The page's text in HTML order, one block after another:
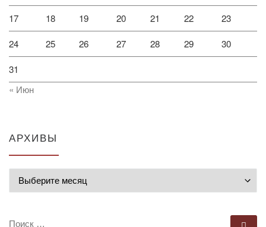
17 18 19 20 21 22 23
24 25 26 27 28 29 30
31
« Июн
АРХИВЫ
ПОИСК